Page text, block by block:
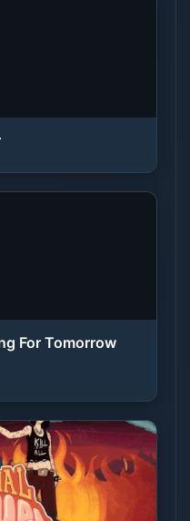
For Tomorrow